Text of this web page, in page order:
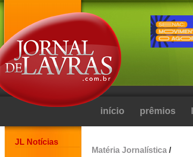
início prêmios
JL Notícias
Matéria Jornalística /